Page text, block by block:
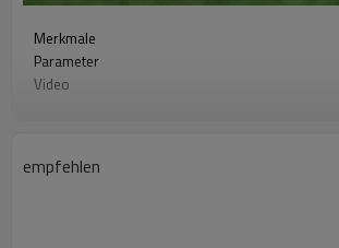
Merkmale
Parameter
Video
Verschiedene Modelle
empfehlen